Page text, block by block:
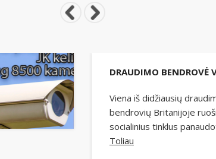
Viena iš didžiausių
bendrovių Britanijoje
socialinius tinklus
Toliau